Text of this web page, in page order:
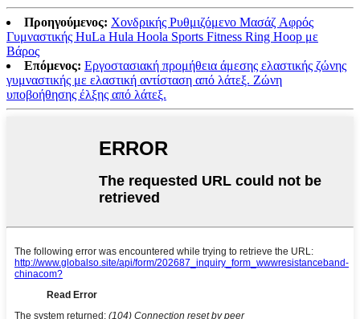
Προηγούμενος: Χονδρικής Ρυθμιζόμενο Μασάζ Αφρός
Γυμναστικής HuLa Hula Hoola Sports Fitness Ring Hoop με
Βάρος
Επόμενος: Εργοστασιακή προμήθεια άμεσης ελαστικής ζώνης
γυμναστικής με ελαστική αντίσταση από λάτεξ. Ζώνη
υποβοήθησης έλξης από λάτεξ.